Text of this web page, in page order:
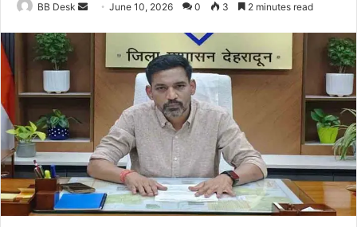
BB Desk
n
m
a
i
l
June 10, 2026 0 3 2 minutes read